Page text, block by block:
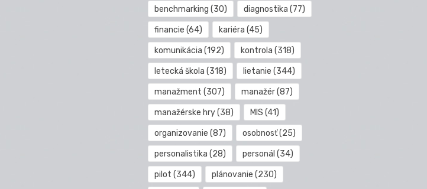
benchmarking (30) diagnostika (77)
financie (64) kariéra (45)
komunikácia (192) kontrola (318)
letecká škola (318) lietanie (344)
manažment (307) manažér(87)
manažérske hry(38) MIS (41)
organizovanie (87) osobnosť(25)
personalistika (28) personál (34)
pilot (344) plánovanie (230)